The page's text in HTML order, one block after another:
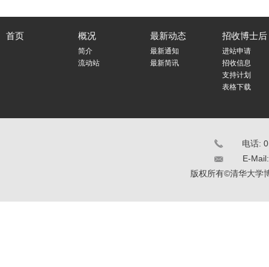
首页 概况
简介
流动站
最新动态
最新通知
最新简讯
招收博士后
进站申请
招收信息
支持计划
表格下载
电话:
E-
版权所有©清华大学